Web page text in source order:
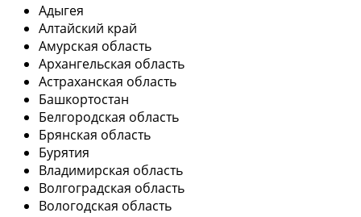
Адыгея
Алтайский край
Амурская область
Архангельская область
Астраханская область
Башкортостан
Белгородская область
Брянская область
Бурятия
Владимирская область
Волгоградская область
Вологодская область